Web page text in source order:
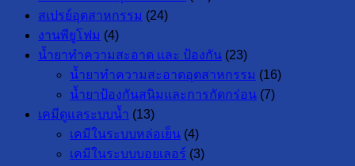
สเปรย์อุตสาหกรรม (24)
งานพียูโฟม (4)
น้ำยาทำความสะอาด และ ป้องกัน (23)
น้ำยาทำความสะอาดอุตสาหกรรม (16)
น้ำยาป้องกันสนิมและการกัดกร่อน (7)
เคมีดูแลระบบน้ำ (13)
เคมีในระบบหล่อเย็น (4)
เคมีในระบบบอยเลอร์ (3)